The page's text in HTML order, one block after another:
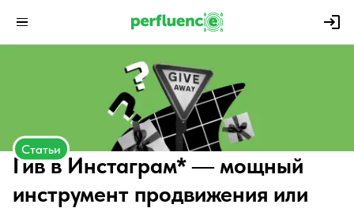
Статьи
​Гив в Инстаграм* — мощный
инструмент продвижения или